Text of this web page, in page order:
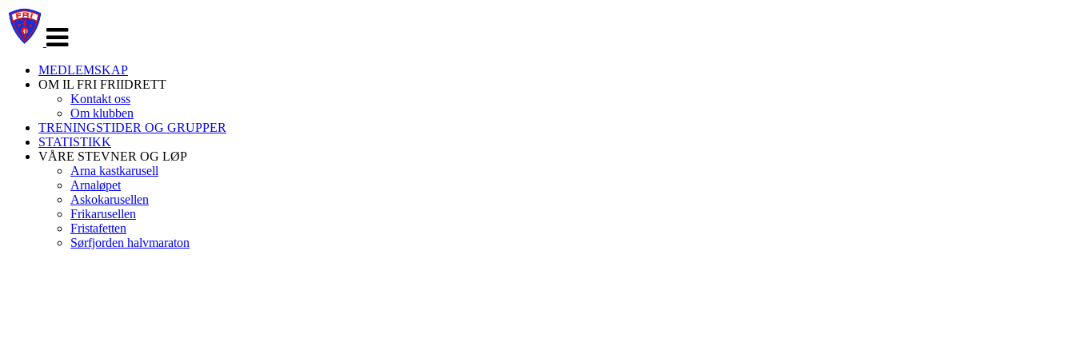
navigasjon
MEDLEMSKAP
OM IL FRI FRIIDRETT
Kontakt oss
Om klubben
TRENINGSTIDER OG GRUPPER
STATISTIKK
VÅRE STEVNER OG LØP
Arna kastkarusell
Arnaløpet
Askokarusellen
Frikarusellen
Fristafetten
Sørfjorden halvmaraton